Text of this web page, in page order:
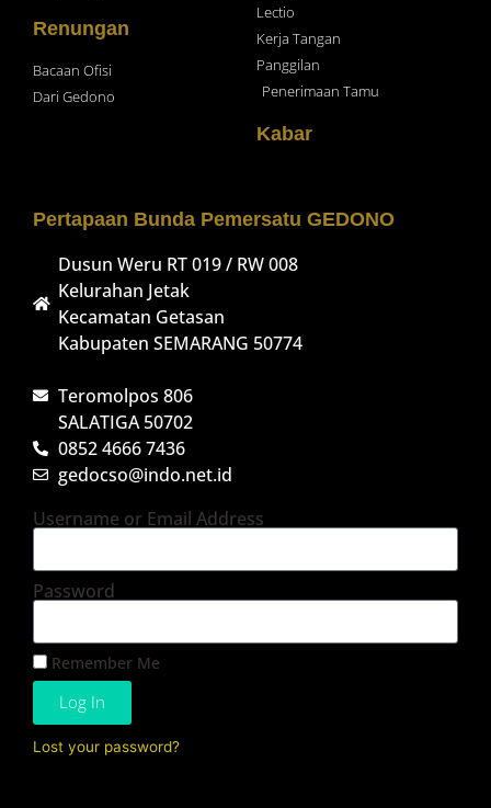
Renungan
Bacaan Ofisi
Dari Gedono
Lectio
Kerja Tangan
Panggilan
Penerimaan Tamu
Kabar
Pertapaan Bunda Pemersatu GEDONO
Dusun Weru RT 019 / RW 008
Kelurahan Jetak
Kecamatan Getasan
Kabupaten SEMARANG 50774
Teromolpos 806
SALATIGA 50702
0852 4666 7436
gedocso@indo.net.id
Username or Email Address
Password
Remember Me
Log In
Lost your password?